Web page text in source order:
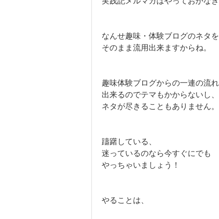
なんせ趣味・体験ブログのネタを
そのまま流用出来ますからね。
趣味体験ブログからの一連の流
出来るのでテマもかからないし、
ネタが尽きることもありません。
躊躇している、
迷っているのなら今すぐにでも
やっちゃいましょう！
やることは、